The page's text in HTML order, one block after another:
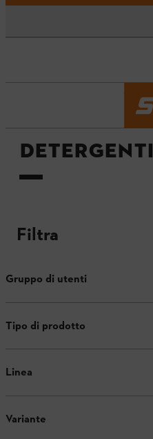
DETERGENTI
Filtra
Gruppo di utenti
Tipo di prodotto
Linea
Variante